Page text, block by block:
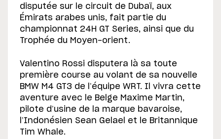
disputée sur le circuit de Dubaï, aux
Émirats arabes unis, fait partie du
championnat 24H GT Series, ainsi que du
Trophée du Moyen-orient.
Valentino Rossi disputera là sa toute
première course au volant de sa nouvelle
BMW M4 GT3 de l’équipe WRT. Il vivra cette
aventure avec le Belge Maxime Martin,
pilote d’usine de la marque bavaroise,
l’Indonésien Sean Gelael et le Britannique
Tim Whale.